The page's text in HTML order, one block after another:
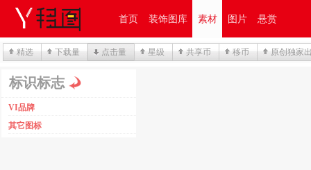
首页 装饰图库 素材 图片 悬赏
精选 下载量 点击量 星级 共享币 移币 原创独家
标识标志
VI品牌
其它图标